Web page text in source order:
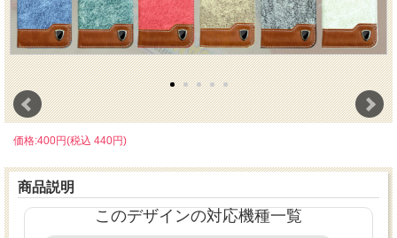
価格:400円(税込 440円)
商品説明
このデザインの対応機種一覧